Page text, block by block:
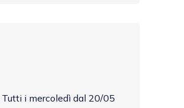
i mercoledì dal 20/05